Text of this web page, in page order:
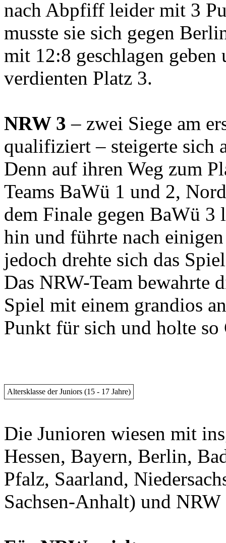
nach Abpfiff leider mit 3
musste sie sich gegen
mit 12:8 geschlagen
verdienten Platz 3.
NRW 3 – zwei Siege am
qualifiziert – steigerte sich
Denn auf ihren Weg zum
Teams BaWü 1 und 2,
dem Finale gegen BaWü 3
hin und führte nach
jedoch drehte sich das
Das NRW-Team bewahrte
Spiel mit einem grandios
Punkt für sich und holte
Altersklasse der Juniors (15 - 17 Jahre)
Die Junioren wiesen mit
Hessen, Bayern, Berlin,
Pfalz, Saarland,
Sachsen-Anhalt) und